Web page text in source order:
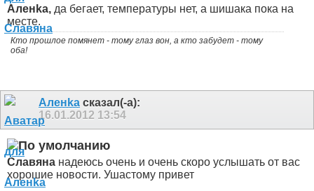
Аленka, да бегает, температуры нет, а шишака пока на
месте.
Кто прошлое помянет - тому глаз вон, а кто забудет - тому
оба!
Аленka сказал(-а):
16.01.2012 13:54
Славяна надеюсь очень и очень скоро услышать от вас
хорошие новости. Ушастому привет